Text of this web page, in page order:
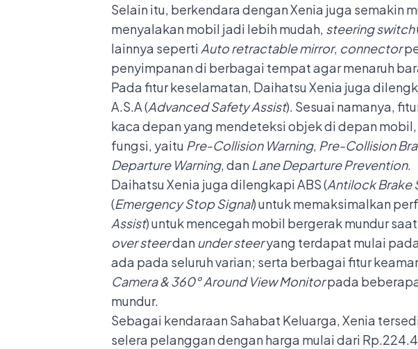
Selain itu, berkendara dengan Xenia juga semakin
menyalakan mobil jadi lebih mudah, steering switch
lainnya seperti Auto retractable mirror, connector
penyimpanan di berbagai tempat agar menaruh
Pada fitur keselamatan, Daihatsu Xenia juga
A.S.A (AdvancedSafety Assist). Sesuai namanya,
kaca depan yang mendeteksi objek di depan
fungsi, yaitu Pre-Collision Warning, Pre-Collision
Departure Warning, dan Lane Departure Prevention.
Daihatsu Xenia juga dilengkapi ABS (Antilock Brake
(Emergency Stop Signal) untuk memaksimalkan
Assist) untuk mencegah mobil bergerak mundur
over steerdan under steeryang terdapat mulai
ada pada seluruh varian; serta berbagai fitur
Camera & 360° Around View Monitorpada
mundur.
Sebagai kendaraan Sahabat Keluarga, Xenia
selera pelanggan dengan harga mulai dari